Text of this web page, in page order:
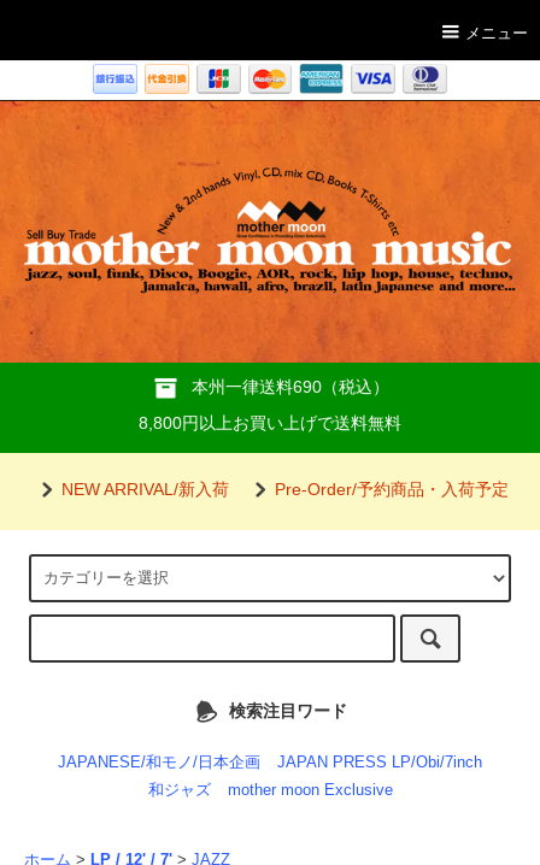
メニュー
本州一律送料690（税込）
8,800円以上お買い上げで送料無料
NEW ARRIVAL/新入荷 Pre-Order/予約商品・入荷予定
検索注目ワード
JAPANESE/和モノ/日本企画
JAPAN PRESS LP/Obi/7inch
和ジャズ
mother moon Exclusive
ホーム > LP / 12' / 7' > JAZZ